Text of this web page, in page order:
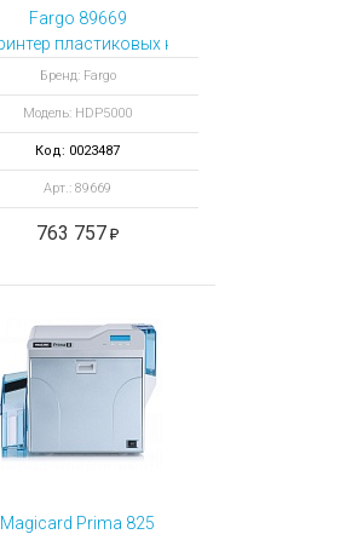
и Prox
с ламинатором и кодером смарт-
Fargo 89669
пластиковых карт HDP5000
Бренд: Fargo
Модель: HDP5000
Код: 0023487
Арт.: 89669
763 757
Magicard Prima 825